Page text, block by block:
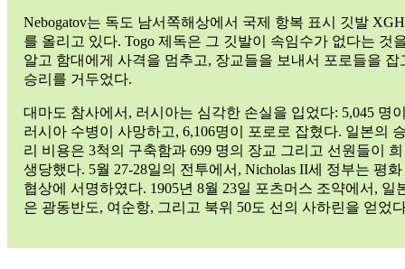
Nebogatov는 독도 남서쪽해상에서 국제 항복 표시 깃발 XGH
를 올리고 있다. Togo 제독은 그 깃발이 속임수가 없다는 것
알고 함대에게 사격을 멈추고, 장교들을 보내서 포로들을 잡
승리를 거두었다.
대마도 참사에서, 러시아는 심각한 손실을 입었다: 5,045 명
러시아 수병이 사망하고, 6,106명이 포로로 잡혔다. 일본의
리 비용은 3척의 구축함과 699 명의 장교 그리고 선원들이 희
생당했다. 5월 27-28일의 전투에서, Nicholas II세 정부는 평화
협상에 서명하였다. 1905년 8월 23일 포츠머스 조약에서, 일
은 광동반도, 여순항, 그리고 북위 50도 선의 사하린을 얻었